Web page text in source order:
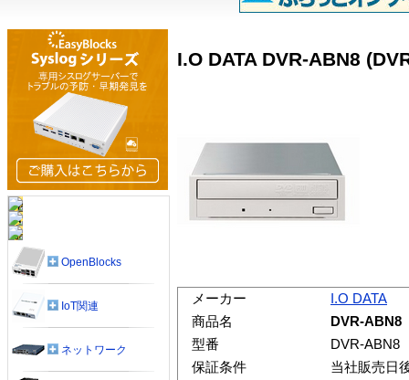
I.O DATA DVR-ABN8
メーカー
I.O DATA
商品名
DVR-ABN8
型番
DVR-ABN8
保証条件
当社販売日
OpenBlocks
IoT関連
ネットワーク